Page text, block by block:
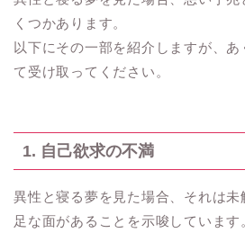
くつかあります。
以下にその一部を紹介しますが、
て受け取ってください。
1. 自己欲求の不満
異性と寝る夢を見た場合、それは
足な面があることを示唆しています